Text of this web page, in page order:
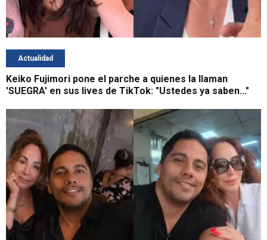
Actualidad
Keiko Fujimori pone el parche a quienes la llaman
'SUEGRA' en sus lives de TikTok: "Ustedes ya saben..."